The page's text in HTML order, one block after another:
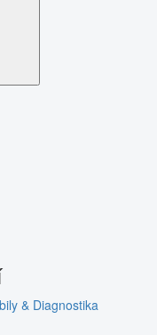
& Diagnostika